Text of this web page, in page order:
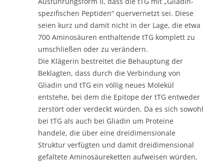
spezifischen Peptiden“ quervernetzt sei. Diese
seien kurz und damit nicht in der Lage, die etwa
700 Aminosäuren enthaltende tTG komplett zu
umschließen oder zu verändern.
Die Klägerin bestreitet die Behauptung der
Beklagten, dass durch die Verbindung von
Gliadin und tTG ein völlig neues Molekül
entstehe, bei dem die Epitope der tTG entweder
zerstört oder verdeckt würden. Da es sich sowohl
bei tTG als auch bei Gliadin um Proteine
handele, die über eine dreidimensionale
Struktur verfügten und damit dreidimensional
gefaltete Aminosäureketten aufweisen würden,